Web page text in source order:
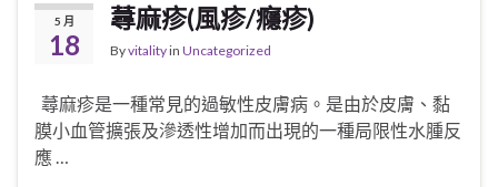
5 月
18
蕁麻疹(風疹/癮疹)
Byvitalityin Uncategorized
蕁麻疹是一種常見的過敏性皮膚病。是由於皮膚、黏
膜小血管擴張及滲透性增加而出現的一種局限性水腫反
應 …